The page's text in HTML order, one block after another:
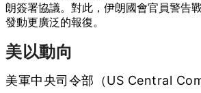
朗簽署協議。對此，伊朗國會官員警告
發動更廣泛的報復。
美以動向
美軍中央司令部（US Central